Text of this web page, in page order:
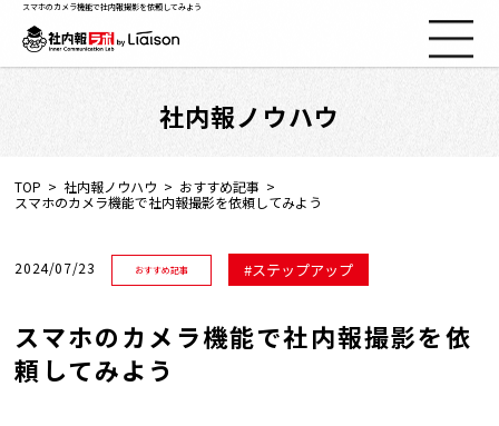
社内報ノウハウ
セミナー情報
Web社内報
動画コーナー
スマホのカメラ機能で社内報撮影を依頼してみよう
社内報ノウハウ
TOP 社内報ノウハウ
おすすめ記事
スマホのカメラ機能で社内報撮影を依頼してみよう
2024/07/23 おすすめ記事 ステップアップ
スマホのカメラ機能で社内報撮影を依
頼してみよう